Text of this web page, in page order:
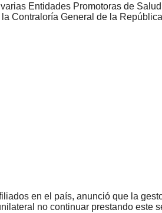
Entidades Promotoras de
Contraloría General de la
en el país, anunció que la
no continuar prestando este